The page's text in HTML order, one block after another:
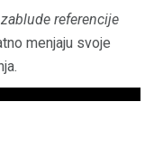
zablude referencije
menjaju svoje